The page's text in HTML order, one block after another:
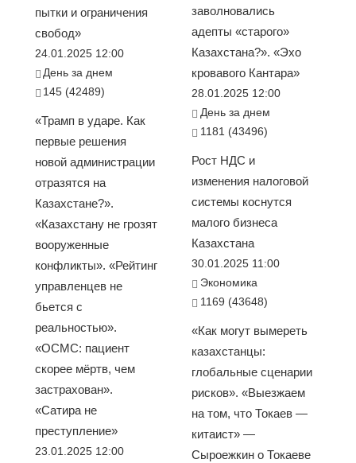
пытки и ограничения
свобод»
24.01.2025 12:00
День за днем
145 (42489)
«Трамп в ударе. Как
первые решения
новой администрации
отразятся на
Казахстане?».
«Казахстану не грозят
вооруженные
конфликты». «Рейтинг
управленцев не
бьется с
реальностью».
«ОСМС: пациент
скорее мёртв, чем
застрахован».
«Сатира не
преступление»
23.01.2025 12:00
заволновались
адепты «старого»
Казахстана?». «Эхо
кровавого Кантара»
28.01.2025 12:00
День за днем
1181 (43496)
Рост НДС и
изменения налоговой
системы коснутся
малого бизнеса
Казахстана
30.01.2025 11:00
Экономика
1169 (43648)
«Как могут вымереть
казахстанцы:
глобальные сценарии
рисков». «Выезжаем
на том, что Токаев —
китаист» —
Сыроежкин о Токаеве